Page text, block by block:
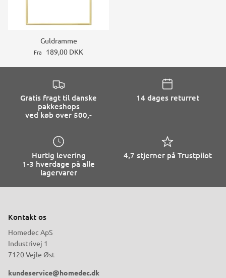
Guldramme
Fra 189,00 DKK
Gratis fragt til danske
pakkeshops
ved køb over 500,-
14 dages returret
Hurtig levering
1-3 hverdage på alle
lagervarer
4,7 stjerner på Trustpilot
Kontakt os
Homedec ApS
Industrivej 1
7120 Vejle Øst
kundeservice@homedec.dk